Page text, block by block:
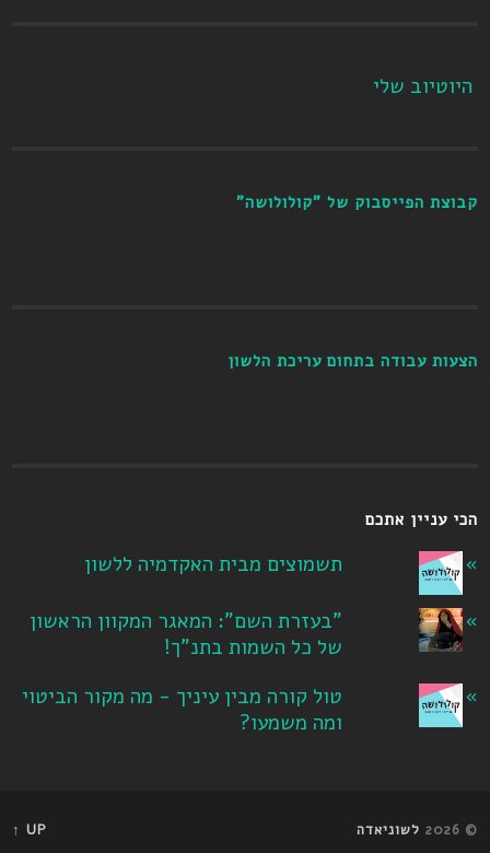
היוטיוב שלי
קבוצת הפייסבוק של "קולולושה"
הצעות עבודה בתחום עריכת הלשון
הכי עניין אתכם
תשמוצים מבית האקדמיה ללשון
"בעזרת השם": המאגר המקוון הראשון
של כל השמות בתנ"ך!
טול קורה מבין עיניך - מה מקור הביטוי
ומה משמעו?
© 2026 לשוניאדה UP ↑